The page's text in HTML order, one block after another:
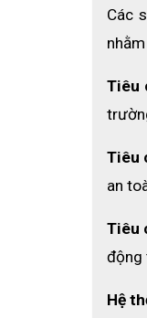
Ưu
Bộ
cal/
việc có
Sản
trong
Ngoài
Các
Tiêu
Tiêu
an
Tiêu
động
Hệ